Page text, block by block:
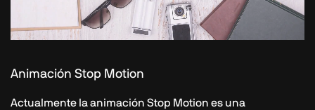
Animación Stop Motion
Actualmente la animación Stop Motion es una